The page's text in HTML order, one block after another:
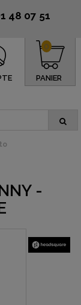
48 07 51
PANIER
0
-